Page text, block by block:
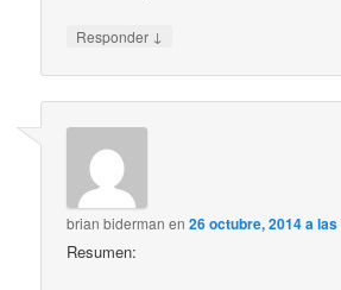
Responder ↓
brian biderman en26 octubre, 2014 a
Resumen: